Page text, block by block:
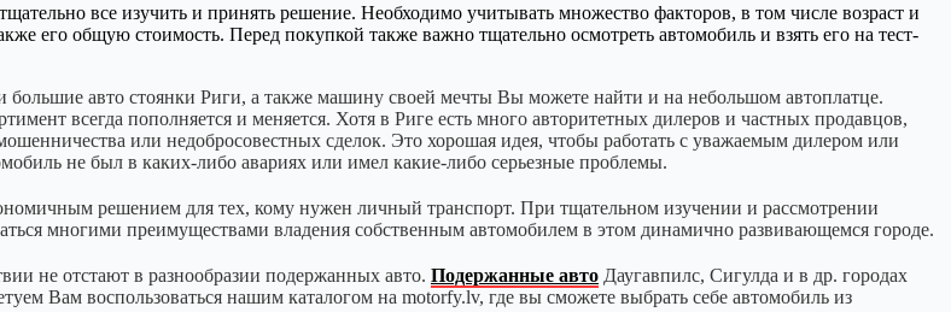
все изучить и принять решение. Необходимо учитывать множество факторов, в том числе возраст и
его общую стоимость. Перед покупкой также важно тщательно осмотреть автомобиль и взять его на тест-
авто стоянки Риги, а также машину своей мечты Вы можете найти и на небольшом автоплатце.
всегда пополняется и меняется. Хотя в Риге есть много авторитетных дилеров и частных продавцов,
или недобросовестных сделок. Это хорошая идея, чтобы работать с уважаемым дилером или
не был в каких-либо авариях или имел какие-либо серьезные проблемы.
решением для тех, кому нужен личный транспорт. При тщательном изучении и рассмотрении
многими преимуществами владения собственным автомобилем в этом динамично развивающемся городе.
не отстают в разнообразии подержанных авто. Подержанные авто Даугавпилс, Сигулда и в др. городах
Вам воспользоваться нашим каталогом на motorfy.lv, где вы сможете выбрать себе автомобиль из